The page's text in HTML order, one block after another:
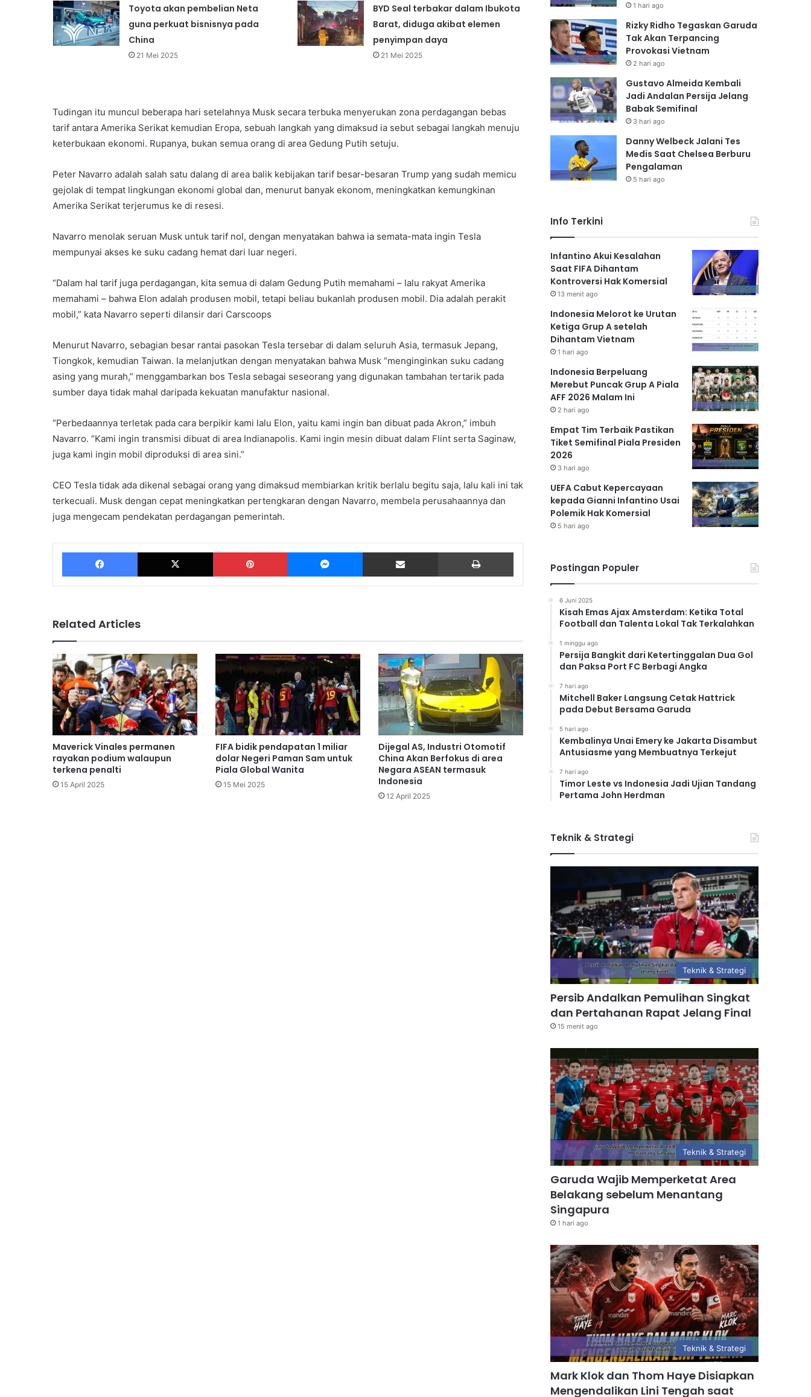
Toyota akan pembelian Neta
guna perkuat bisnisnya pada
China
21 Mei 2025
BYD Seal terbakar dalam Ibukota
Barat, diduga akibat elemen
penyimpan daya
21 Mei 2025
Tudingan itu muncul beberapa hari setelahnya Musk secara terbuka menyerukan zona perdagangan bebas
tarif antara Amerika Serikat kemudian Eropa, sebuah langkah yang dimaksud ia sebut sebagai langkah menuju
keterbukaan ekonomi. Rupanya, bukan semua orang di area Gedung Putih setuju.
Peter Navarro adalah salah satu dalang di area balik kebijakan tarif besar-besaran Trump yang sudah memicu
gejolak di tempat lingkungan ekonomi global dan, menurut banyak ekonom, meningkatkan kemungkinan
Amerika Serikat terjerumus ke di resesi.
Navarro menolak seruan Musk untuk tarif nol, dengan menyatakan bahwa ia semata-mata ingin Tesla
mempunyai akses ke suku cadang hemat dari luar negeri.
“Dalam hal tarif juga perdagangan, kita semua di dalam Gedung Putih memahami – lalu rakyat Amerika
memahami – bahwa Elon adalah produsen mobil, tetapi beliau bukanlah produsen mobil. Dia adalah perakit
mobil,” kata Navarro seperti dilansir dari Carscoops
Menurut Navarro, sebagian besar rantai pasokan Tesla tersebar di dalam seluruh Asia, termasuk Jepang,
Tiongkok, kemudian Taiwan. Ia melanjutkan dengan menyatakan bahwa Musk “menginginkan suku cadang
asing yang murah,” menggambarkan bos Tesla sebagai seseorang yang digunakan tambahan tertarik pada
sumber daya tidak mahal daripada kekuatan manufaktur nasional.
“Perbedaannya terletak pada cara berpikir kami lalu Elon, yaitu kami ingin ban dibuat pada Akron,” imbuh
Navarro. “Kami ingin transmisi dibuat di area Indianapolis. Kami ingin mesin dibuat dalam Flint serta Saginaw,
juga kami ingin mobil diproduksi di area sini.”
CEO Tesla tidak ada dikenal sebagai orang yang dimaksud membiarkan kritik berlalu begitu saja, lalu kali ini tak
terkecuali. Musk dengan cepat meningkatkan pertengkaran dengan Navarro, membela perusahaannya dan
juga mengecam pendekatan perdagangan pemerintah.
Facebook X Pinterest Messenger Share via Email
Related Articles
Maverick Vinales permanen
rayakan podium walaupun
terkena penalti
15 April 2025
FIFA bidik pendapatan 1 miliar
dolar Negeri Paman Sam untuk
Piala Global Wanita
15 Mei 2025
Dijegal AS, Industri Otomotif
China Akan Berfokus di area
Negara ASEAN termasuk
Indonesia
12 April 2025
1 hari ago
Rizky Ridho Tegaskan Garuda
Tak Akan Terpancing
Provokasi Vietnam
2 hari ago
Gustavo Almeida Kembali
Jadi Andalan Persija Jelang
Babak Semifinal
3 hari ago
Danny Welbeck Jalani Tes
Medis Saat Chelsea Berburu
Pengalaman
5 hari ago
Info Terkini
Infantino Akui Kesalahan
Saat FIFA Dihantam
Kontroversi Hak Komersial
13 menit ago
Indonesia Melorot ke Urutan
Ketiga Grup A setelah
Dihantam Vietnam
1 hari ago
Indonesia Berpeluang
Merebut Puncak Grup A Piala
AFF 2026 Malam Ini
2 hari ago
Empat Tim Terbaik Pastikan
Tiket Semifinal Piala Presiden
2026
3 hari ago
UEFA Cabut Kepercayaan
kepada Gianni Infantino Usai
Polemik Hak Komersial
5 hari ago
Postingan Populer
6 Juni 2025
Kisah Emas Ajax Amsterdam: Ketika Total
Football dan Talenta Lokal Tak Terkalahkan
1 minggu ago
Persija Bangkit dari Ketertinggalan Dua Gol
dan Paksa Port FC Berbagi Angka
7 hari ago
Mitchell Baker Langsung Cetak Hattrick
pada Debut Bersama Garuda
5 hari ago
Kembalinya Unai Emery ke Jakarta Disambut
Antusiasme yang Membuatnya Terkejut
7 hari ago
Timor Leste vs Indonesia Jadi Ujian Tandang
Pertama John Herdman
Teknik & Strategi
Teknik & Strategi
Persib Andalkan Pemulihan Singkat
dan Pertahanan Rapat Jelang Final
15 menit ago
Teknik & Strategi
Garuda Wajib Memperketat Area
Belakang sebelum Menantang
Singapura
1 hari ago
Teknik & Strategi
Mark Klok dan Thom Haye Disiapkan
Mengendalikan Lini Tengah saat